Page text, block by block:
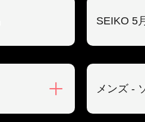
SEIKO 5
メンズ -